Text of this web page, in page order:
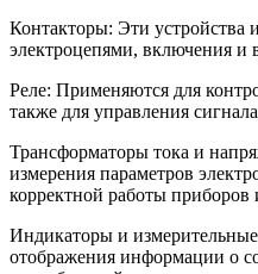
Контакторы: Эти устройства
электроцепями, включения и
Реле: Применяются для
также для управления
Трансформаторы тока и
измерения параметров
корректной работы приборов
Индикаторы и
отображения информации о